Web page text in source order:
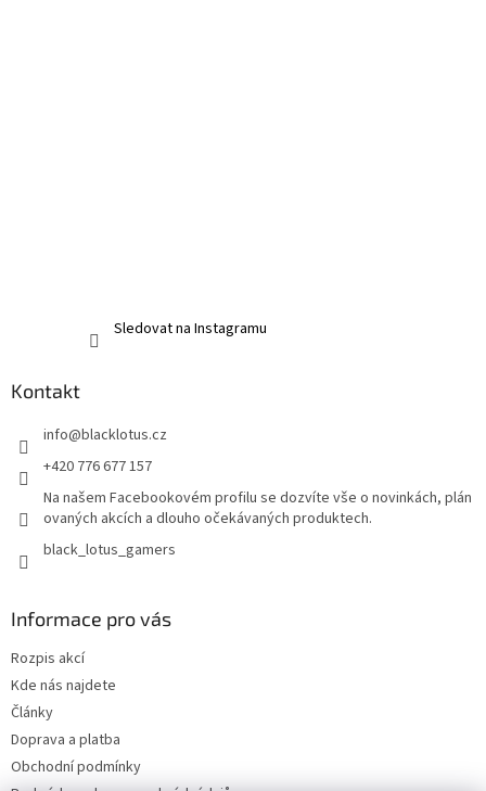
Sledovat na Instagramu
Kontakt
info@blacklotus.cz
+420 776 677 157
Na našem Facebookovém profilu se dozvíte vše o novinkách, plán
ovaných akcích a dlouho očekávaných produktech.
black_lotus_gamers
Informace pro vás
Rozpis akcí
Kde nás najdete
Články
Doprava a platba
Obchodní podmínky